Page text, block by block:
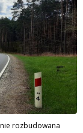
rozbudowana